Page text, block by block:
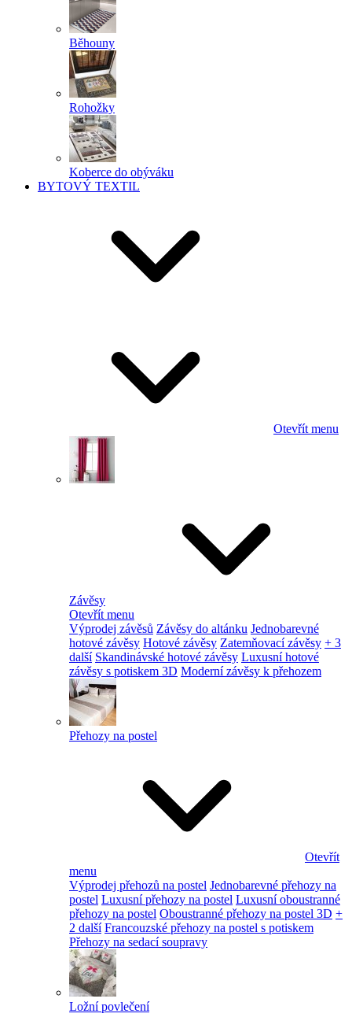
Běhouny
Rohožky
Koberce do obýváku
BYTOVÝ TEXTIL
Otevřít menu
Závěsy
Otevřít menu
Výprodej závěsů Závěsy do altánku Jednobarevné
hotové závěsy Hotové závěsy Zatemňovací závěsy + 3
další Skandinávské hotové závěsy Luxusní hotové
závěsy s potiskem 3D Moderní závěsy k přehozem
Přehozy na postel
Otevřít
menu
Výprodej přehozů na postel Jednobarevné přehozy na
postel Luxusní přehozy na postel Luxusní oboustranné
přehozy na postel Oboustranné přehozy na postel 3D +
2 další Francouzské přehozy na postel s potiskem
Přehozy na sedací soupravy
Ložní povlečení